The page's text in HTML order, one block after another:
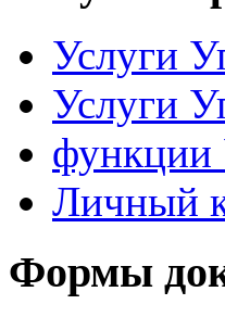
Услуги
Услуги
функции
Личный
Формы